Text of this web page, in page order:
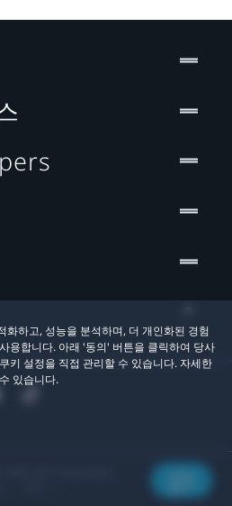
화하고, 성능을 분석하며, 더 개인화된 경험
용합니다. 아래 '동의' 버튼을 클릭하여 당사
키 설정을 직접 관리할 수 있습니다. 자세한
있습니다.